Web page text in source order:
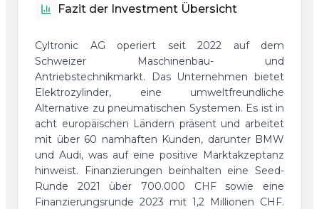
Fazit der Investment Übersicht
Cyltronic AG operiert seit 2022 auf dem
Schweizer Maschinenbau- und
Antriebstechnikmarkt. Das Unternehmen bietet
Elektrozylinder, eine umweltfreundliche
Alternative zu pneumatischen Systemen. Es ist in
acht europäischen Ländern präsent und arbeitet
mit über 60 namhaften Kunden, darunter BMW
und Audi, was auf eine positive Marktakzeptanz
hinweist. Finanzierungen beinhalten eine Seed-
Runde 2021 über 700.000 CHF sowie eine
Finanzierungsrunde 2023 mit 1,2 Millionen CHF.